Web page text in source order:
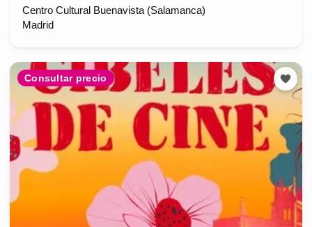
Centro Cultural Buenavista (Salamanca)
Madrid
Consultar precio